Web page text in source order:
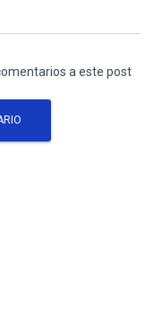
a este post